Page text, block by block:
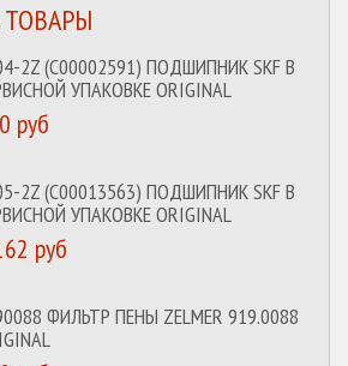
2Z (C00002591) ПОДШИПНИК SKF В
УПАКОВКЕ ORIGINAL
руб
2Z (C00013563) ПОДШИПНИК SKF В
УПАКОВКЕ ORIGINAL
руб
ФИЛЬТР ПЕНЫ ZELMER 919.0088